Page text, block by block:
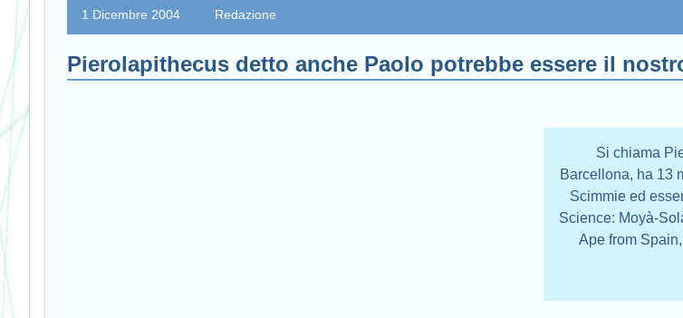
1 Dicembre 2004 Redazione
Pierolapithecus detto anche Paolo potrebbe essere il
Si chiama
Barcellona, ha 13
Scimmie ed
Science: Moyà-
Ape from